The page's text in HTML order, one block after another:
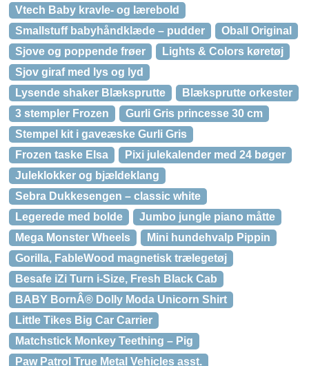
Vtech Baby kravle- og lærebold
Smallstuff babyhåndklæde – pudder
Oball Original
Sjove og poppende frøer
Lights & Colors køretøj
Sjov giraf med lys og lyd
Lysende shaker Blæksprutte
Blæksprutte orkester
3 stempler Frozen
Gurli Gris princesse 30 cm
Stempel kit i gaveæske Gurli Gris
Frozen taske Elsa
Pixi julekalender med 24 bøger
Juleklokker og bjældeklang
Sebra Dukkesengen – classic white
Legerede med bolde
Jumbo jungle piano måtte
Mega Monster Wheels
Mini hundehvalp Pippin
Gorilla, FableWood magnetisk trælegetøj
Besafe iZi Turn i-Size, Fresh Black Cab
BABY BornÂ® Dolly Moda Unicorn Shirt
Little Tikes Big Car Carrier
Matchstick Monkey Teething – Pig
Paw Patrol True Metal Vehicles asst.